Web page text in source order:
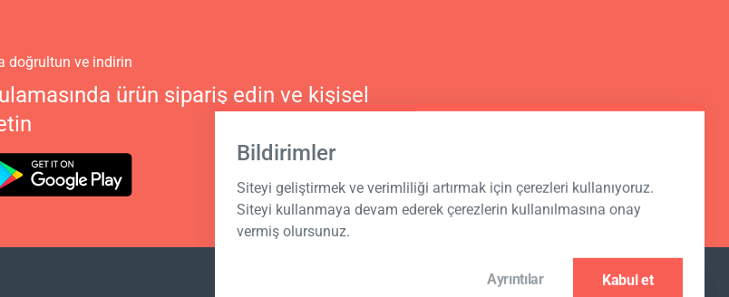
Bildirimler
Siteyi geliştirmek ve verimliliği artırmak için çerezleri kullanıyoruz.
Siteyi kullanmaya devam ederek çerezlerin kullanılmasına onay
vermiş olursunuz.
Ayrıntılar Kabul et
doğrultun ve indirin
ürün sipariş edin ve kişisel